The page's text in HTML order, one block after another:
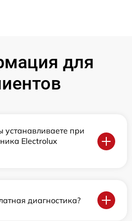
для
устанавливаете при
Electrolux
диагностика?